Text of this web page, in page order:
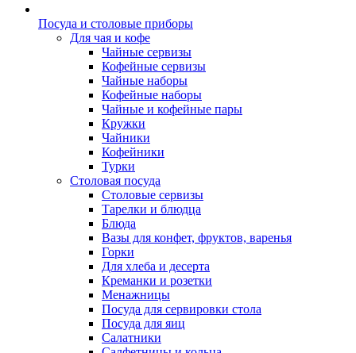
Посуда и столовые приборы
Для чая и кофе
Чайные сервизы
Кофейные сервизы
Чайные наборы
Кофейные наборы
Чайные и кофейные пары
Кружки
Чайники
Кофейники
Турки
Столовая посуда
Столовые сервизы
Тарелки и блюдца
Блюда
Вазы для конфет, фруктов, варенья
Горки
Для хлеба и десерта
Креманки и розетки
Менажницы
Посуда для сервировки стола
Посуда для яиц
Салатники